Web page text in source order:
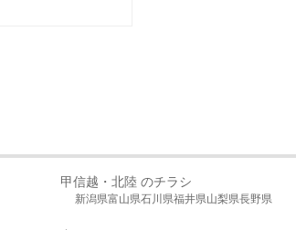
甲信越・北陸 のチラシ
新潟県富山県石川県福井県山梨県長野県